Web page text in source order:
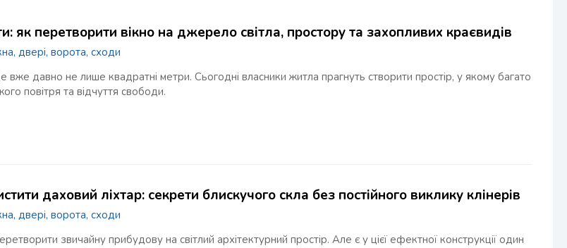
як перетворити вікно на джерело світла, простору та захопливих краєвидів
двері, ворота, сходи
давно не лише квадратні метри. Сьогодні власники житла прагнуть створити простір, у якому багато
повітря та відчуття свободи.
даховий ліхтар: секрети блискучого скла без постійного виклику клінерів
двері, ворота, сходи
звичайну прибудову на світлий архітектурний простір. Але є у цієї ефектної конструкції один